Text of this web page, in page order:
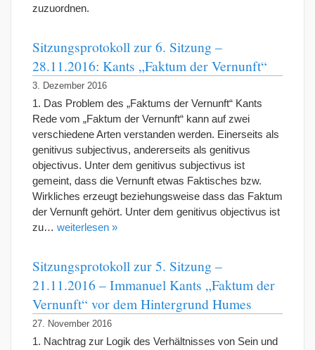
zuzuordnen.
Sitzungsprotokoll zur 6. Sitzung –
28.11.2016: Kants „Faktum der Vernunft“
3. Dezember 2016
1. Das Problem des „Faktums der Vernunft“ Kants
Rede vom „Faktum der Vernunft“ kann auf zwei
verschiedene Arten verstanden werden. Einerseits als
genitivus subjectivus, andererseits als genitivus
objectivus. Unter dem genitivus subjectivus ist
gemeint, dass die Vernunft etwas Faktisches bzw.
Wirkliches erzeugt beziehungsweise dass das Faktum
der Vernunft gehört. Unter dem genitivus objectivus ist
zu… weiterlesen »
Sitzungsprotokoll zur 5. Sitzung –
21.11.2016 – Immanuel Kants „Faktum der
Vernunft“ vor dem Hintergrund Humes
27. November 2016
1. Nachtrag zur Logik des Verhältnisses von Sein und